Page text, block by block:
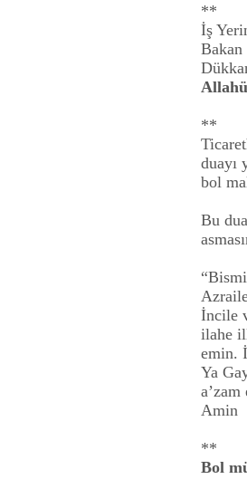
**
İş
Bakan
**
duayı
bol
Bu
İncile
ilahe
emin.
Ya
Amin
**
Bol